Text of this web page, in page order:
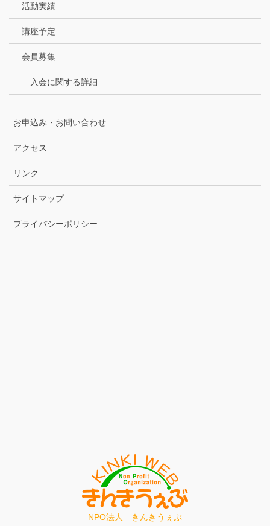
活動実績
講座予定
会員募集
入会に関する詳細
お申込み・お問い合わせ
アクセス
リンク
サイトマップ
プライバシーポリシー
NPO法人 きんきうぇぶ